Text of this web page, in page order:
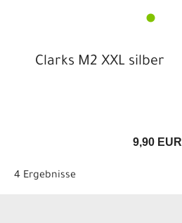
Clarks M2 XXL silber
9,90 EUR
4 Ergebnisse